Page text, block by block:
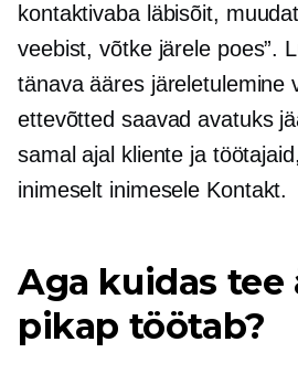
kontaktivaba läbisõit,
veebist, võtke järele poes”.
tänava ääres järeletulemine
ettevõtted saavad avatuks
samal ajal kliente ja
inimeselt inimesele Kontakt.
Aga kuidas tee
pikap töötab?